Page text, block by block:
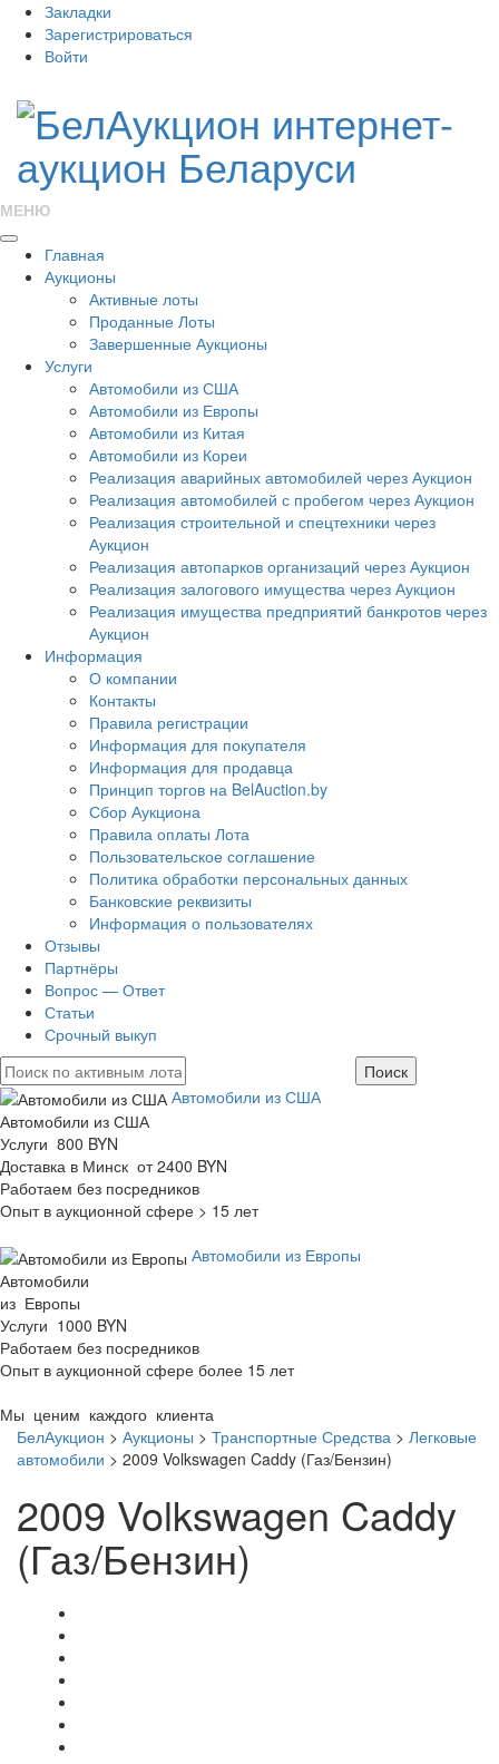
Закладки
Зарегистрироваться
Войти
МЕНЮ
Главная
Аукционы
Активные лоты
Проданные Лоты
Завершенные Аукционы
Услуги
Автомобили из США
Автомобили из Европы
Автомобили из Китая
Автомобили из Кореи
Реализация аварийных автомобилей через Аукцион
Реализация автомобилей с пробегом через Аукцион
Реализация строительной и спецтехники через
Аукцион
Реализация автопарков организаций через Аукцион
Реализация залогового имущества через Аукцион
Реализация имущества предприятий банкротов через
Аукцион
Информация
О компании
Контакты
Правила регистрации
Информация для покупателя
Информация для продавца
Принцип торгов на BelAuction.by
Сбор Аукциона
Правила оплаты Лота
Пользовательское соглашение
Политика обработки персональных данных
Банковские реквизиты
Информация о пользователях
Отзывы
Партнёры
Вопрос — Ответ
Статьи
Срочный выкуп
Автомобили из США
Автомобили из США
Услуги 800 BYN
Доставка в Минск от 2400 BYN
Работаем без посредников
Опыт в аукционной сфере > 15 лет
Автомобили из Европы
Автомобили
из Европы
Услуги 1000 BYN
Работаем без посредников
Опыт в аукционной сфере более 15 лет
Мы ценим каждого клиента
БелАукцион > Аукционы > Транспортные Средства > Легковые
автомобили > 2009 Volkswagen Caddy (Газ/Бензин)
2009 Volkswagen Caddy
(Газ/Бензин)